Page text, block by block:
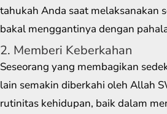
tahukah Anda saat melaksanakan
bakal menggantinya dengan
2. Memberi Keberkahan
Seseorang yang membagikan
lain semakin diberkahi oleh Allah
rutinitas kehidupan, baik dalam